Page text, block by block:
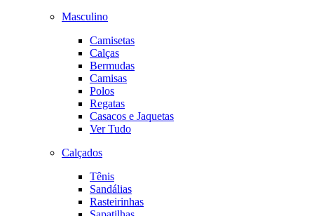
Masculino
Camisetas
Calças
Bermudas
Camisas
Polos
Regatas
Casacos e Jaquetas
Ver Tudo
Calçados
Tênis
Sandálias
Rasteirinhas